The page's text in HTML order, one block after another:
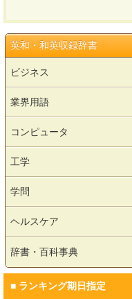
英和・和英収録辞書
ビジネス
業界用語
コンピュータ
工学
学問
ヘルスケア
辞書・百科事典
■ ランキング期日指定